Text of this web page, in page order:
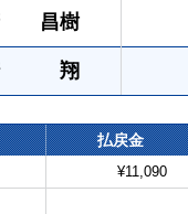
昌樹
翔
払戻金
¥11,090